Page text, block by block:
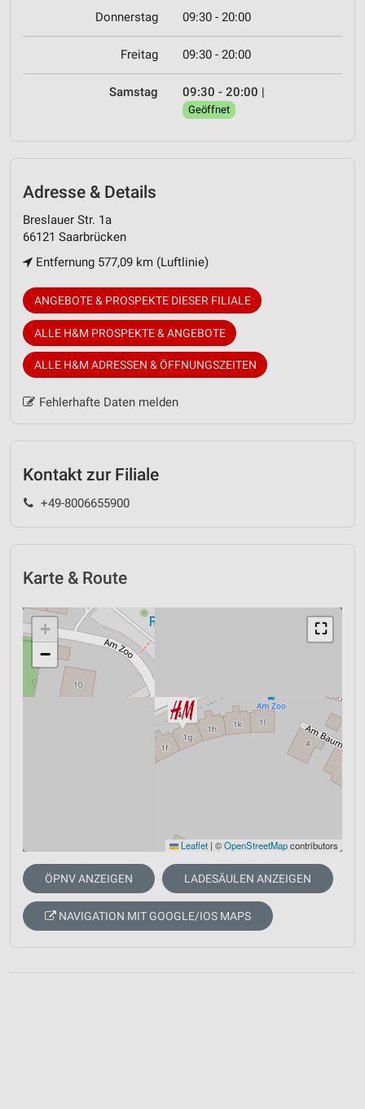
Donnerstag 09:30 - 20:00
Freitag 09:30 - 20:00
Samstag 09:30 - 20:00 |
Geöffnet
Adresse & Details
Breslauer Str. 1a
66121 Saarbrücken
Entfernung 577,09 km (Luftlinie)
ANGEBOTE & PROSPEKTE DIESER FILIALE
ALLE H&M PROSPEKTE & ANGEBOTE
ALLE H&M ADRESSEN & ÖFFNUNGSZEITEN
Fehlerhafte Daten melden
Kontakt zur Filiale
+49-8006655900
Karte & Route
⛶
+
−
Leaflet | ©OpenStreetMapcontributors
ÖPNV ANZEIGEN LADESÄULEN ANZEIGEN
NAVIGATION MIT GOOGLE/IOS MAPS